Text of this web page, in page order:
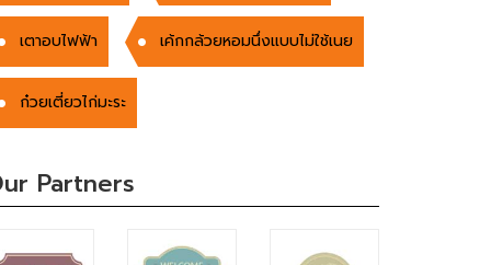
เตาอบไฟฟ้า เค้กกล้วยหอมนึ่งแบบไม่ใช้เนย
ก๋วยเตี่ยวไก่มะระ
Partners